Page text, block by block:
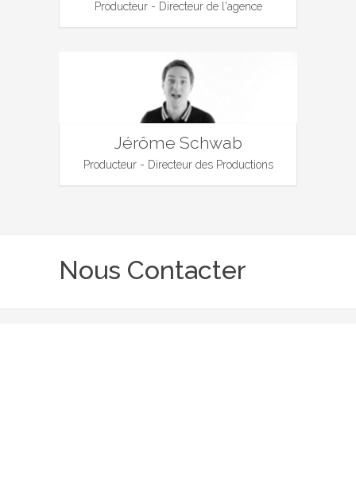
Producteur - Directeur de l'agence
Jérôme Schwab
Producteur - Directeur des Productions
Nous Contacter